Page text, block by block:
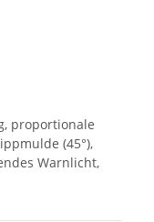
proportionale
(45°),
Warnlicht,